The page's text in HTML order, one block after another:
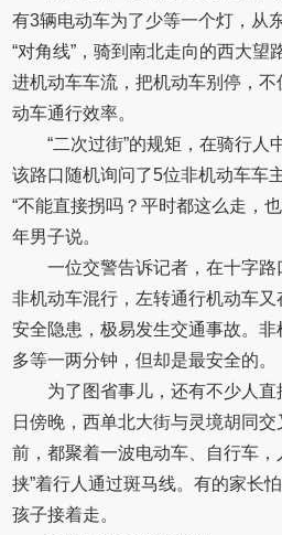
有3辆电动车为了少等一个灯，从
“对角线”，骑到南北走向的西大望
进机动车车流，把机动车别停，
动车通行效率。
“二次过街”的规矩，在骑行人
该路口随机询问了5位非机动车车
“不能直接拐吗？平时都这么走，
年男子说。
一位交警告诉记者，在十字
非机动车混行，左转通行机动车
安全隐患，极易发生交通事故。非
多等一两分钟，但却是最安全的。
为了图省事儿，还有不少人
日傍晚，西单北大街与灵境胡同
前，都聚着一波电动车、自行车，
挟”着行人通过斑马线。有的家长
孩子接着走。